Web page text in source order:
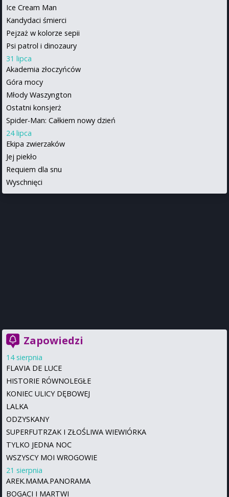
Ice Cream Man
Kandydaci śmierci
Pejzaż w kolorze sepii
Psi patrol i dinozaury
31 lipca
Akademia złoczyńców
Góra mocy
Młody Waszyngton
Ostatni konsjerż
Spider-Man: Całkiem nowy dzień
24 lipca
Ekipa zwierzaków
Jej piekło
Requiem dla snu
Wyschnięci
Zapowiedzi
14 sierpnia
FLAVIA DE LUCE
HISTORIE RÓWNOLEGŁE
KONIEC ULICY DĘBOWEJ
LALKA
ODZYSKANY
SUPERFUTRZAK I ZŁOŚLIWA WIEWIÓRKA
TYLKO JEDNA NOC
WSZYSCY MOI WROGOWIE
21 sierpnia
AREK.MAMA.PANORAMA
BOGACI I MARTWI